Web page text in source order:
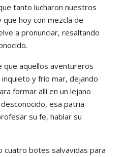
tanto lucharon nuestros
hoy con mezcla de
a pronunciar, resaltando
que aquellos aventureros
y frío mar, dejando
formar allí en un lejano
esa patria
su fe, hablar su
cuatro botes salvavidas para